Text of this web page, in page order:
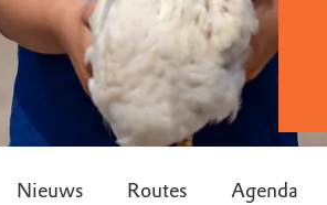
Nieuws Routes Agenda